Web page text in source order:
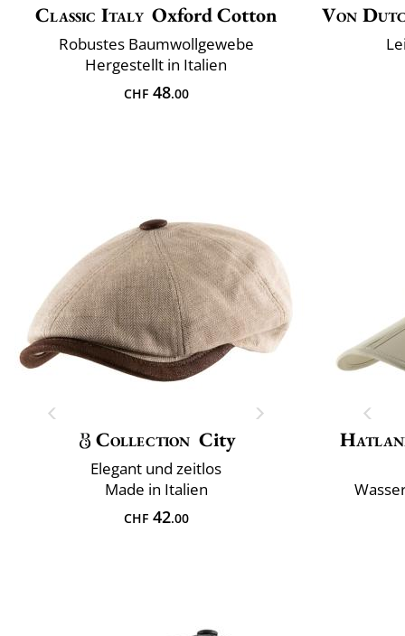
Classic Italy Oxford Cotton
Robustes Baumwollgewebe
Hergestellt in Italien
CHF48.00
Von
Collection City
Elegant und zeitlos
Made in Italien
CHF42.00